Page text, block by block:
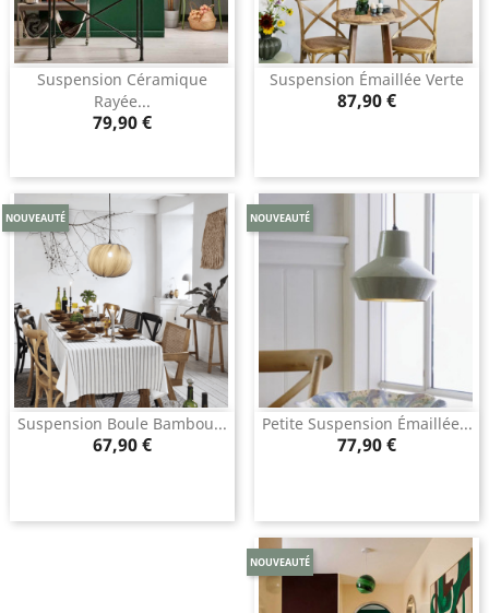
Suspension Céramique
Rayée...
Prix
79,90 €
Suspension Émaillée Verte
Prix
87,90 €
Suspension Boule Bambou...
Prix
67,90 €
NOUVEAUTÉ
Petite Suspension Émaillée...
Prix
77,90 €
NOUVEAUTÉ
NOUVEAUTÉ